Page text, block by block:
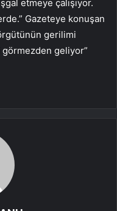
etmeye çalışıyor.
Gazeteye konuşan
gerilimi
geliyor”